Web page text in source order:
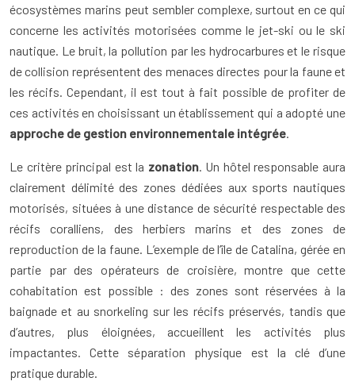
écosystèmes marins peut sembler complexe, surtout en ce qui
concerne les activités motorisées comme le jet-ski ou le ski
nautique. Le bruit, la pollution par les hydrocarbures et le risque
de collision représentent des menaces directes pour la faune et
les récifs. Cependant, il est tout à fait possible de profiter de
ces activités en choisissant un établissement qui a adopté une
approche de gestion environnementale intégrée.
Le critère principal est la zonation. Un hôtel responsable aura
clairement délimité des zones dédiées aux sports nautiques
motorisés, situées à une distance de sécurité respectable des
récifs coralliens, des herbiers marins et des zones de
reproduction de la faune. L’exemple de l’île de Catalina, gérée en
partie par des opérateurs de croisière, montre que cette
cohabitation est possible : des zones sont réservées à la
baignade et au snorkeling sur les récifs préservés, tandis que
d’autres, plus éloignées, accueillent les activités plus
impactantes. Cette séparation physique est la clé d’une
pratique durable.